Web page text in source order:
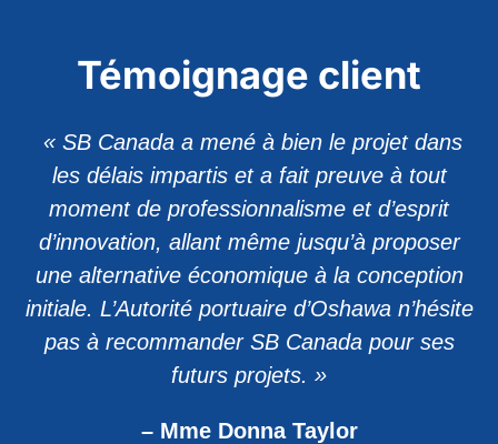
Témoignage client
« SB Canada a mené à bien le projet dans
les délais impartis et a fait preuve à tout
moment de professionnalisme et d’esprit
d’innovation, allant même jusqu’à proposer
une alternative économique à la conception
initiale. L’Autorité portuaire d’Oshawa n’hésite
pas à recommander SB Canada pour ses
futurs projets. »
– Mme Donna Taylor